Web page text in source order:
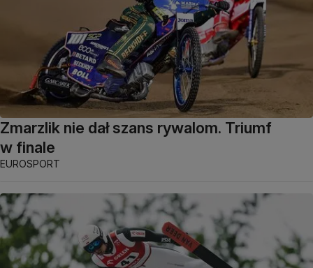
Zmarzlik nie dał szans rywalom. Triumf
w finale
EUROSPORT